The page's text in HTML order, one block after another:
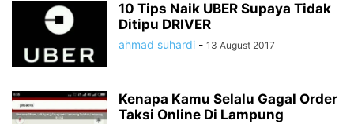
10 Tips Naik UBER Supaya Tidak
Ditipu DRIVER
ahmad suhardi - 13 August 2017
Kenapa Kamu Selalu Gagal Order
Taksi Online Di Lampung